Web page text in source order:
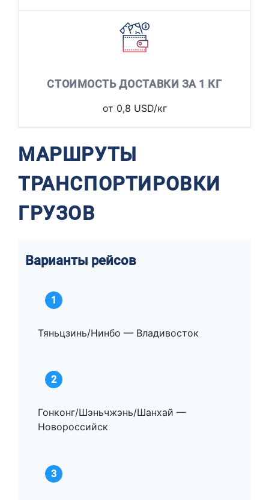
СТОИМОСТЬ ДОСТАВКИ ЗА 1 КГ
от 0,8 USD/кг
МАРШРУТЫ
ТРАНСПОРТИРОВКИ
ГРУЗОВ
Варианты рейсов
1
Тяньцзинь/Нинбо — Владивосток
2
Гонконг/Шэньчжэнь/Шанхай —
Новороссийск
3